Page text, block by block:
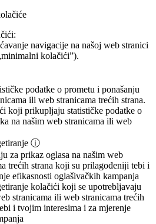
navigacije na našoj web stranici
kolačići”).
podatke o prometu i ponašanju
ili web stranicama trećih strana.
koji prikupljaju statističke podatke o
na našim web stranicama ili web
ⓘ
za prikaz oglasa na našim web
trećih strana koji su prilagođeniji tebi i
efikasnosti oglašivačkih kampanja
kolačići koji se upotrebljavaju
stranicama ili web stranicama trećih
i tvojim interesima i za mjerenje